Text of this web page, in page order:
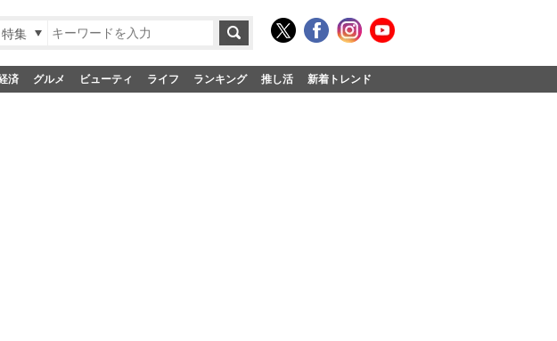
集
済 グルメ ビューティ ライフ ランキング 推し活 新着トレンド